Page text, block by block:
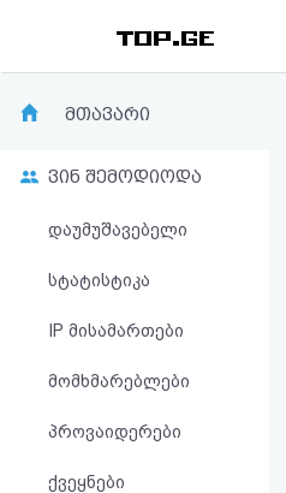
რეიტინგი
კითხვა-
პასუხი
ავტორიზაცია
რეგისტრაცია
მთავარი
ვინ შემოდიოდა
დაუმუშავებელი
სტატისტიკა
IP მისამართები
მომხმარებლები
პროვაიდერები
ქვეყნები